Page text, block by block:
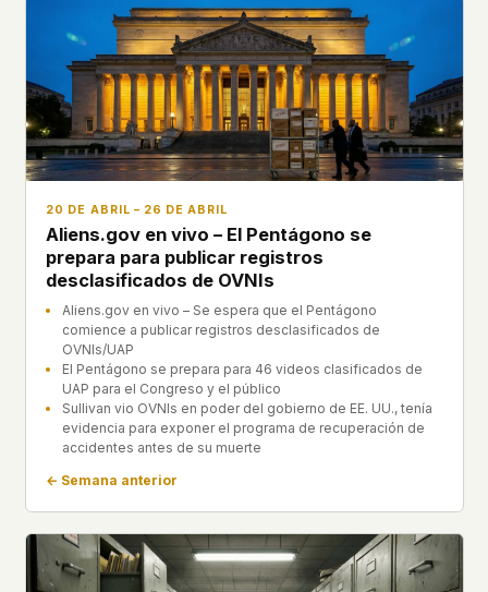
20 DE ABRIL – 26 DE ABRIL
Aliens.gov en vivo – El Pentágono se
prepara para publicar registros
desclasificados de OVNIs
Aliens.gov en vivo – Se espera que el Pentágono
comience a publicar registros desclasificados de
OVNIs/UAP
El Pentágono se prepara para 46 videos clasificados de
UAP para el Congreso y el público
Sullivan vio OVNIs en poder del gobierno de EE. UU., tenía
evidencia para exponer el programa de recuperación de
accidentes antes de su muerte
← Semana anterior